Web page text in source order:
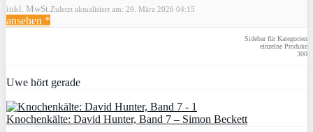
inkl. MwSt. Zuletzt aktualisiert am: 29. März 2026 04:15
ansehen *
Sidebar für Kategorien
einzelne Produke
300
Uwe hört gerade
Knochenkälte: David Hunter, Band 7 – Simon Beckett